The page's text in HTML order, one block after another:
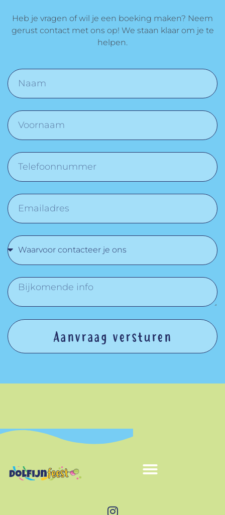
Heb je vragen of wil je een boeking maken? Neem
gerust contact met ons op! We staan klaar om je te
helpen.
Aanvraag versturen